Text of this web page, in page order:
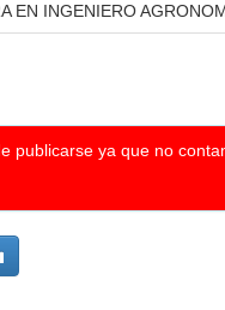
EN INGENIERO
publicarse ya que no